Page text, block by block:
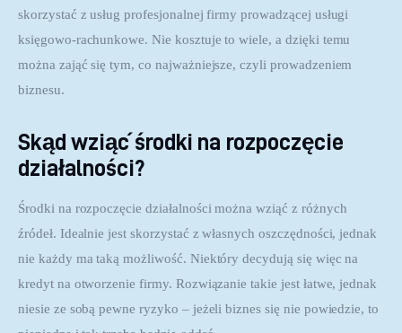
skorzystać z usług profesjonalnej firmy prowadzącej usługi
księgowo-rachunkowe. Nie kosztuje to wiele, a dzięki temu
można zająć się tym, co najważniejsze, czyli prowadzeniem
biznesu.
Skąd wziąć środki na rozpoczęcie
działalności?
Środki na rozpoczęcie działalności można wziąć z różnych
źródeł. Idealnie jest skorzystać z własnych oszczędności, jednak
nie każdy ma taką możliwość. Niektóry decydują się więc na
kredyt na otworzenie firmy. Rozwiązanie takie jest łatwe, jednak
niesie ze sobą pewne ryzyko – jeżeli biznes się nie powiedzie, to